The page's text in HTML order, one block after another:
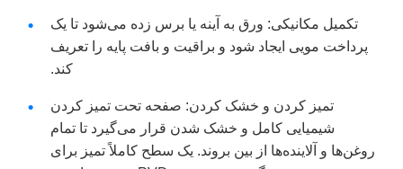
تکمیل مکانیکی: ورق به آینه یا برس زده می‌شود تا یک
پرداخت مویی ایجاد شود و براقیت و بافت پایه را تعریف
کند.
تمیز کردن و خشک کردن: صفحه تحت تمیز کردن
شیمیایی کامل و خشک شدن قرار می‌گیرد تا تمام
روغن‌ها و آلاینده‌ها از بین بروند. یک سطح کاملاً تمیز برای